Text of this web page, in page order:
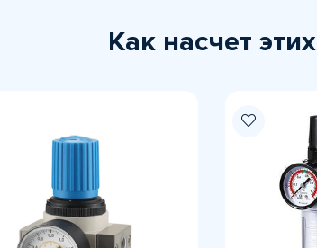
Как насчет этих